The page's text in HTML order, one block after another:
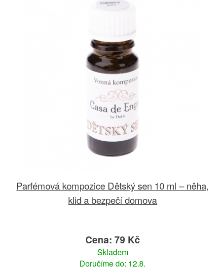
Parfémová kompozice Dětský sen 10 ml – něha,
klid a bezpečí domova
Cena: 79 Kč
Skladem
Doručíme do: 12.8.